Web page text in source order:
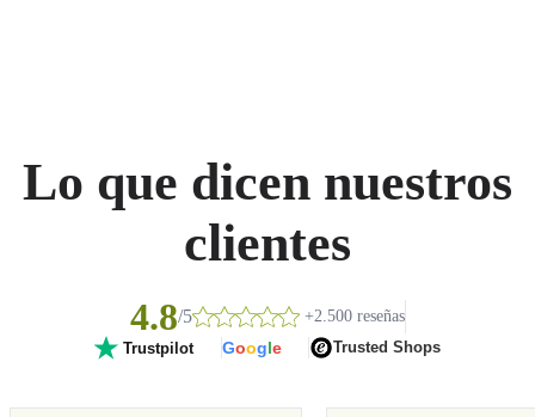
Lo que dicen nuestros
clientes
4.8/5 +2.500 reseñas
Trustpilot Google Trusted Shops